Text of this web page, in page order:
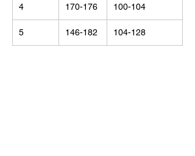
4 170-176 100-104
5 146-182 104-128